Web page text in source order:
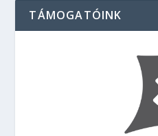
TÁMOGATÓINK